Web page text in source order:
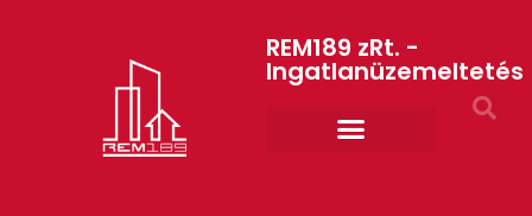
REM189 zRt. -
Ingatlanüzemeltetés